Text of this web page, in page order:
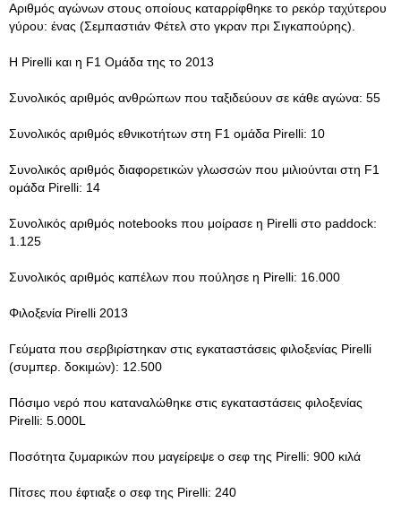
Αριθμός αγώνων στους οποίους καταρρίφθηκε το ρεκόρ ταχύτερου
γύρου: ένας (Σεμπαστιάν Φέτελ στο γκραν πρι Σιγκαπούρης).
Η Pirelli και η F1 Ομάδα της το 2013
Συνολικός αριθμός ανθρώπων που ταξιδεύουν σε κάθε αγώνα: 55
Συνολικός αριθμός εθνικοτήτων στη F1 ομάδα Pirelli: 10
Συνολικός αριθμός διαφορετικών γλωσσών που μιλιούνται στη F1
ομάδα Pirelli: 14
Συνολικός αριθμός notebooks που μοίρασε η Pirelli στο paddock:
1.125
Συνολικός αριθμός καπέλων που πούλησε η Pirelli: 16.000
Φιλοξενία Pirelli 2013
Γεύματα που σερβιρίστηκαν στις εγκαταστάσεις φιλοξενίας Pirelli
(συμπερ. δοκιμών): 12.500
Πόσιμο νερό που καταναλώθηκε στις εγκαταστάσεις φιλοξενίας
Pirelli: 5.000L
Ποσότητα ζυμαρικών που μαγείρεψε ο σεφ της Pirelli: 900 κιλά
Πίτσες που έφτιαξε ο σεφ της Pirelli: 240